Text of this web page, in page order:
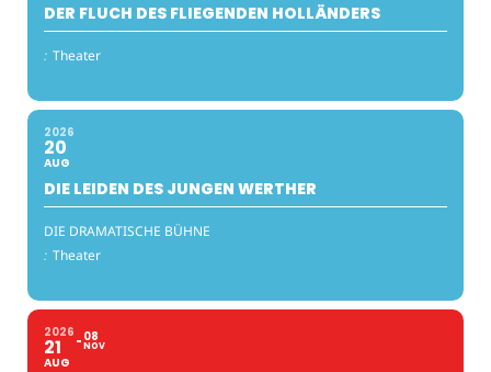
DER FLUCH DES FLIEGENDEN HOLLÄNDERS
: Theater
2026
20
AUG
DIE LEIDEN DES JUNGEN WERTHER
DIE DRAMATISCHE BÜHNE
: Theater
2026
21
AUG
08
NOV